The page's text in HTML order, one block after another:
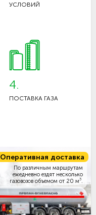
УСЛОВИЙ
4.
ПОСТАВКА ГАЗА
Оперативная доставка
По различным маршрутам
ежедневно ездят несколько
газовозов объемом от 20 м3